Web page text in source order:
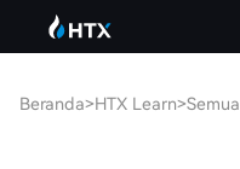
Beranda>HTX Learn>